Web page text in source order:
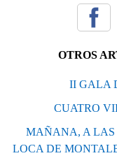
OTROS
II GALA
CUATRO
MAÑANA, A LAS
LOCA DE